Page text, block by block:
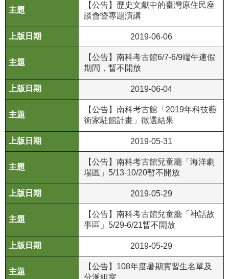
政
府
公
資
語系
【公告】歷史文獻中的臺灣原住民座
談會暨專題演講
2019-06-06
【公告】南科考古館6/7-6/9端午連假
期間，暫不開放
2019-06-04
【公告】南科考古館「2019年科技藝
術家駐館計畫」徵選結果
2019-05-31
【公告】南科考古館兒童廳「海洋劇
場區」5/13-10/20暫不開放
2019-05-29
【公告】南科考古館兒童廳「神話故
事區」5/29-6/21暫不開放
2019-05-29
【公告】108年度暑期實習生名單及
分派組室